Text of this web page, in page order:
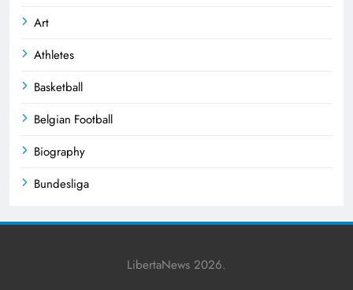
Art
Athletes
Basketball
Belgian Football
Biography
Bundesliga
LibertaNews 2026.